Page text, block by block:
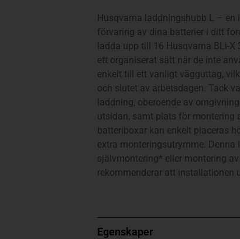
Husqvarna laddningshubb L –
förvaring av dina batterier i ditt
ladda upp till 16 Husqvarna BLi-
ett organiserat sätt när de inte
enkelt till ett vanligt vägguttag,
och slutet av arbetsdagen. Tack
laddning, oberoende av
utsidan, samt plats för montering
batteriboxar kan enkelt placeras
extra monteringsutrymme.
självmontering* eller montering
rekommenderar att installationen
Egenskaper